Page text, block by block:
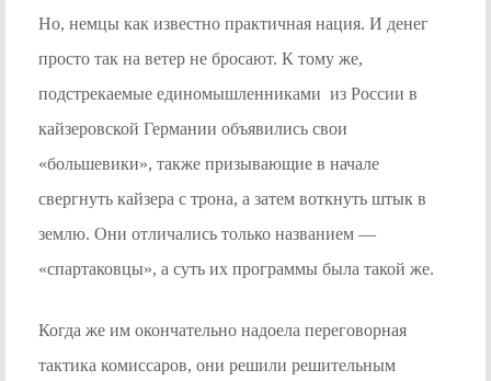
Но, немцы как известно практичная нация. И денег
просто так на ветер не бросают. К тому же,
подстрекаемые единомышленниками из России в
кайзеровской Германии объявились свои
«большевики», также призывающие в начале
свергнуть кайзера с трона, а затем воткнуть штык в
землю. Они отличались только названием —
«спартаковцы», а суть их программы была такой же.
Когда же им окончательно надоела переговорная
тактика комиссаров, они решили решительным